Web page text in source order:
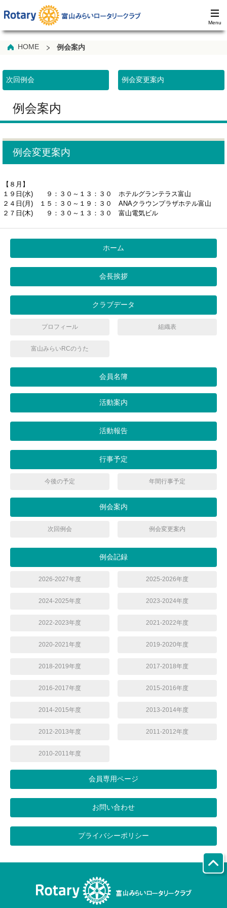
HOME 例会案内
例会案内
例会変更案内
【８月】
１９日(水) ９：３０～１３：３０ ホテルグランテラス富山
２４日(月) １５：３０～１９：３０ ANAクラウンプラザホテル富山
２７日(木) ９：３０～１３：３０ 富山電気ビル
次回例会 例会変更案内
ホーム
会長挨拶
クラブデータ
プロフィール 組織表
富山みらいRCのうた
会員名簿
活動案内
活動報告
行事予定
今後の予定 年間行事予定
例会案内
次回例会 例会変更案内
例会記録
2026-2027年度 2025-2026年度
2024-2025年度 2023-2024年度
2022-2023年度 2021-2022年度
2020-2021年度 2019-2020年度
2018-2019年度 2017-2018年度
2016-2017年度 2015-2016年度
2014-2015年度 2013-2014年度
2012-2013年度 2011-2012年度
2010-2011年度
会員専用ページ
お問い合わせ
プライバシーポリシー